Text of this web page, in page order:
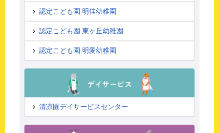
認定こども園 明佳幼稚園
認定こども園 東ヶ丘幼稚園
認定こども園 明愛幼稚園
清凉園デイサービスセンター